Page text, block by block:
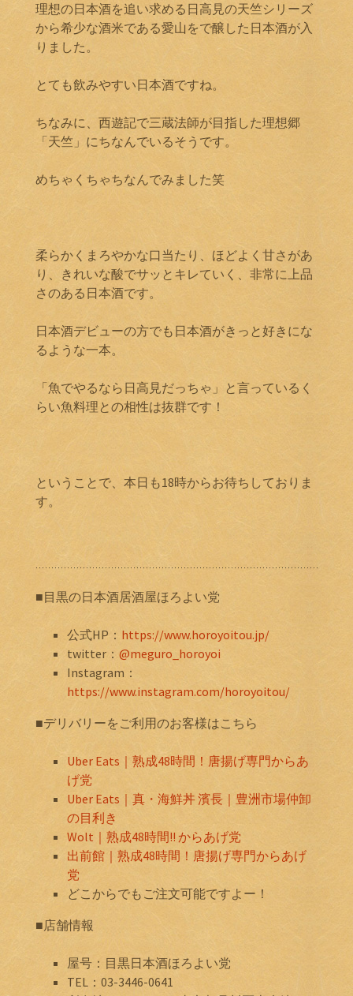
理想の日本酒を追い求める日高見の天竺シリーズ
から希少な酒米である愛山をで醸した日本酒が入
りました。
とても飲みやすい日本酒ですね。
ちなみに、西遊記で三蔵法師が目指した理想郷
「天竺」にちなんでいるそうです。
めちゃくちゃちなんでみました笑
柔らかくまろやかな口当たり、ほどよく甘さがあ
り、きれいな酸でサッとキレていく、非常に上品
さのある日本酒です。
日本酒デビューの方でも日本酒がきっと好きにな
るような一本。
「魚でやるなら日高見だっちゃ」と言っているく
らい魚料理との相性は抜群です！
ということで、本日も18時からお待ちしておりま
す。
■目黒の日本酒居酒屋ほろよい党
公式HP： https://www.horoyoitou.jp/
twitter： @meguro_horoyoi
Instagram：
https://www.instagram.com/horoyoitou/
■デリバリーをご利用のお客様はこちら
Uber Eats｜熟成48時間！唐揚げ専門からあ
げ党
Uber Eats｜真・海鮮丼 濱長｜豊洲市場仲卸
の目利き
Wolt｜熟成48時間!! からあげ党
出前館｜熟成48時間！唐揚げ専門からあげ
党
どこからでもご注文可能ですよー！
■店舗情報
屋号：目黒日本酒ほろよい党
TEL：03-3446-0641